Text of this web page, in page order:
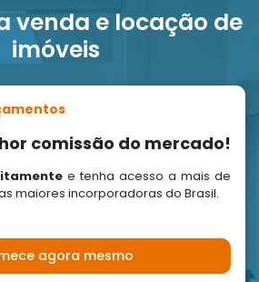
venda e locação de
imóveis
comissão do mercado!
e tenha acesso a mais de
maiores incorporadoras do Brasil.
agora mesmo